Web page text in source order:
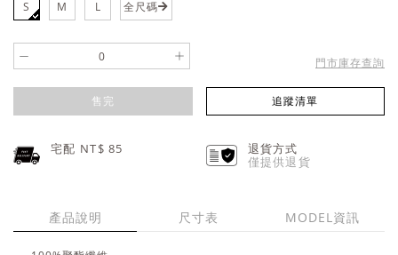
S M L 全尺碼
- + 門市庫存查詢
售完 追蹤清單
宅配 NT$85
退貨方式
僅提供退貨
產品說明 尺寸表 MODEL資訊